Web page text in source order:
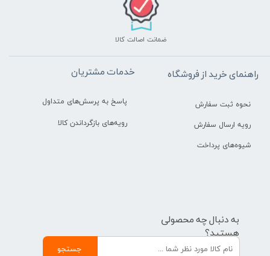
ضمانت اصالت کالا
راهنمای خرید از فروشگاه
نحوه ثبت سفارش
رویه ارسال سفارش
شیوه‌های پرداخت
خدمات مشتریان
پاسخ به پرسش‌های متداول
رویه‌های بازگرداندن کالا
به دنبال چه محصولی
هستید؟
جستجو